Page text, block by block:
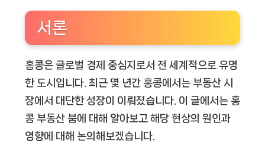
서론
홍콩은 글로벌 경제 중심지로서 전 세계적으로 유명
한 도시입니다. 최근 몇 년간 홍콩에서는 부동산 시
장에서 대단한 성장이 이뤄졌습니다. 이 글에서는 홍
콩 부동산 붐에 대해 알아보고 해당 현상의 원인과
영향에 대해 논의해보겠습니다.